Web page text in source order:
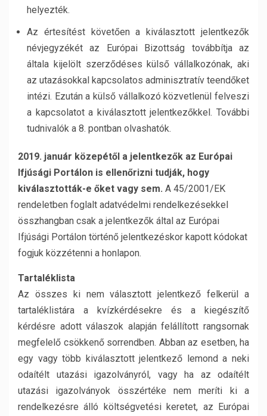
helyezték.
Az értesítést követően a kiválasztott jelentkezők
névjegyzékét az Európai Bizottság továbbítja az
általa kijelölt szerződéses külső vállalkozónak, aki
az utazásokkal kapcsolatos adminisztratív teendőket
intézi. Ezután a külső vállalkozó közvetlenül felveszi
a kapcsolatot a kiválasztott jelentkezőkkel. További
tudnivalók a 8. pontban olvashatók.
2019. január közepétől a jelentkezők az Európai
Ifjúsági Portálon is ellenőrizni tudják, hogy
kiválasztották-e őket vagy sem. A 45/2001/EK
rendeletben foglalt adatvédelmi rendelkezésekkel
összhangban csak a jelentkezők által az Európai
Ifjúsági Portálon történő jelentkezéskor kapott kódokat
fogjuk közzétenni a honlapon.
Tartaléklista
Az összes ki nem választott jelentkező felkerül a
tartaléklistára a kvízkérdésekre és a kiegészítő
kérdésre adott válaszok alapján felállított rangsornak
megfelelő csökkenő sorrendben. Abban az esetben, ha
egy vagy több kiválasztott jelentkező lemond a neki
odaítélt utazási igazolványról, vagy ha az odaítélt
utazási igazolványok összértéke nem meríti ki a
rendelkezésre álló költségvetési keretet, az Európai